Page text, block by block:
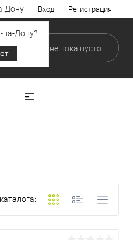
Дону
на-Дону?
Вход Регистрация
В корзине пока пусто